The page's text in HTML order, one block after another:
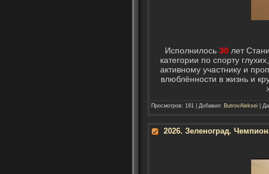
Исполнилось 30 лет
категории по спорту
активному участнику и
влюблённости в жизнь и
Просмотров: 181 | Добавил: ButrovAleksei|
2026. Зеленоград.